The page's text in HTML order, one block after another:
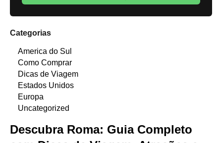
Categorias
America do Sul
Como Comprar
Dicas de Viagem
Estados Unidos
Europa
Uncategorized
Descubra Roma: Guia Completo